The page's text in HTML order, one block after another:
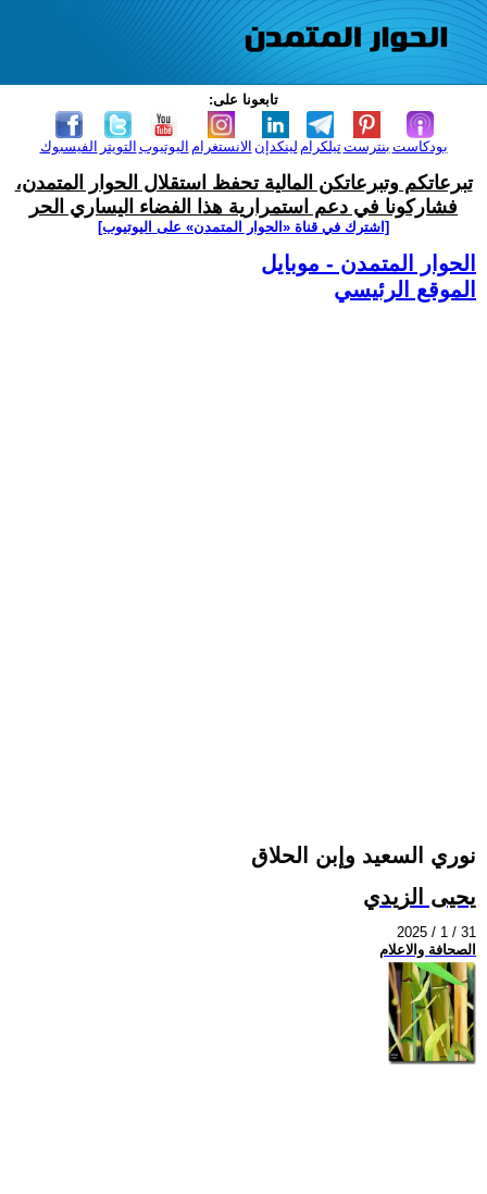
تابعونا على:
الفيسبوك التويتر اليوتيوب الانستغرام لينكدإن تيلكرامبنترست بودكاست
تبرعاتكم وتبرعاتكن المالية تحفظ استقلال الحوار المتمدن،
فشاركونا في دعم استمرارية هذا الفضاء اليساري الحر
[اشترك في قناة ‫«الحوار المتمدن» على اليوتيوب]
الحوار المتمدن - موبايل
الموقع الرئيسي
نوري السعيد وإبن الحلاق
يحيى الزيدي
2025 / 1 / 31
الصحافة والاعلام